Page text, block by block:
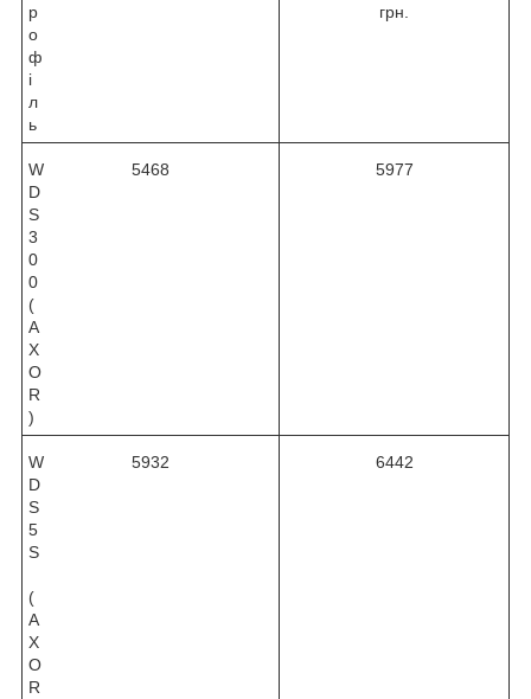
р
о
ф
і
л
ь
грн.
W
D
S
3
0
0
(
A
X
O
R
)
5468 5977
W
D
S
5
S
(
A
X
O
R
5932 6442